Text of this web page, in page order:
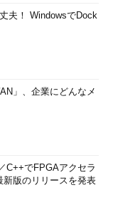
ざん」のリスクを
リスクも回避するこ
務に
、来
夫！ WindowsでDock
」、企業にどんなメ
C++でFPGAアクセラ
新版のリリースを発表